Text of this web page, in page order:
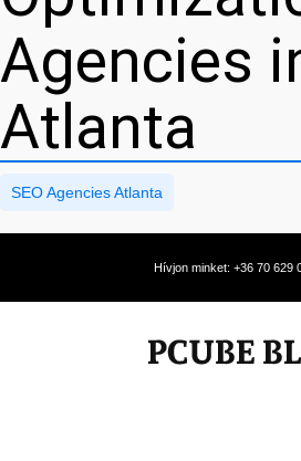
Agencies
Atlanta
SEO Agencies Atlanta
Hívjon minket: +36 70 629